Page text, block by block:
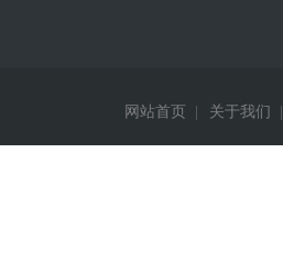
网站首页 关于我们